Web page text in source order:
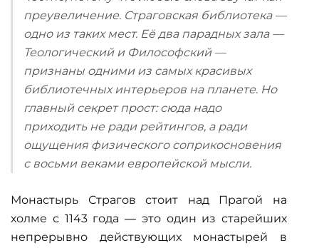
преувеличение. Страговская библиотека —
одно из таких мест. Её два парадных зала —
Теологический и Философский —
признаны одними из самых красивых
библиотечных интерьеров на планете. Но
главный секрет прост: сюда надо
приходить не ради рейтингов, а ради
ощущения физического соприкосновения
с восьми веками европейской мысли.
Монастырь Страгов стоит над Прагой на
холме с 1143 года — это один из старейших
непрерывно действующих монастырей в